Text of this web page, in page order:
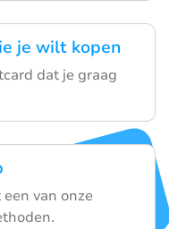
je wilt kopen
dat je graag
van onze